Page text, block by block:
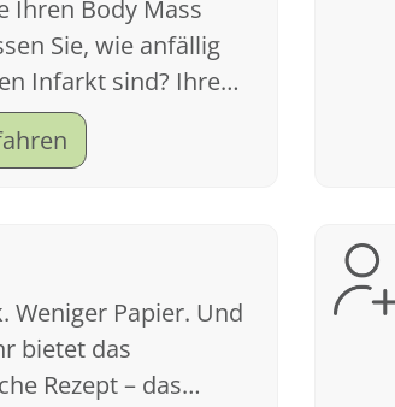
Ihren Body Mass
Sie, wie anfällig
Infarkt sind? Ihre
ein Servicecenter
Schauen Sie sich
Weniger Papier. Und
bietet das
Rezept – das